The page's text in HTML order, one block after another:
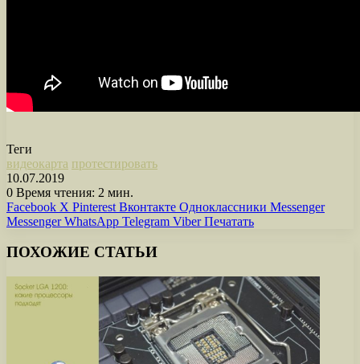
Теги
видеокарта протестировать
10.07.2019
0 Время чтения: 2 мин.
Facebook X Pinterest Вконтакте Одноклассники Messenger
Messenger WhatsApp Telegram Viber Печатать
ПОХОЖИЕ СТАТЬИ